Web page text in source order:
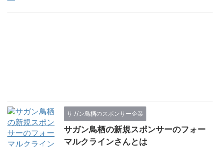
サガン鳥栖のスポンサー企業
サガン鳥栖の新規スポンサーのフォー
マルクラインさんとは